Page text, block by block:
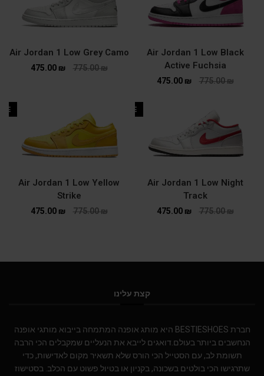
Air Jordan 1 Low Black
Active Fuchsia
775.00₪
475.00 ₪
Air Jordan 1 Low Grey Camo
775.00₪
475.00 ₪
SALE
Air Jordan 1 Low Night
Track
775.00₪
475.00 ₪
Air Jordan 1 Low Yellow
Strike
775.00₪
475.00 ₪
קצת עלינו
חברת BESTIESHOES היא מותג אופנה המתמחה בייבוא מותגי אופנה
הנחשבים ביותר בעולם.דואגים לייבא את הנעליים שמקבלים הכי הרבה
תשומת לב, עם הסטייל הכי הורס שלא תשאיר מקום לאדישות, כדי
שתרגישו הכי בולטים בשכונה, בקניון או בטיול פשוט עם הכלב. בסטישוז